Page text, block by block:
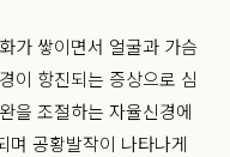
가 쌓이면서 얼굴과 가슴
이 항진되는 증상으로 심
을 조절하는 자율신경에
며 공황발작이 나타나게